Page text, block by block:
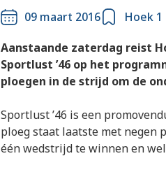
09 maart 2016
Hoek 1
Aanstaande zaterdag reist
Sportlust ’46 op het
ploegen in de strijd om de
Sportlust ’46 is een
ploeg staat laatste met negen
één wedstrijd te winnen en